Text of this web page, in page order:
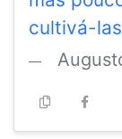
cultivá-